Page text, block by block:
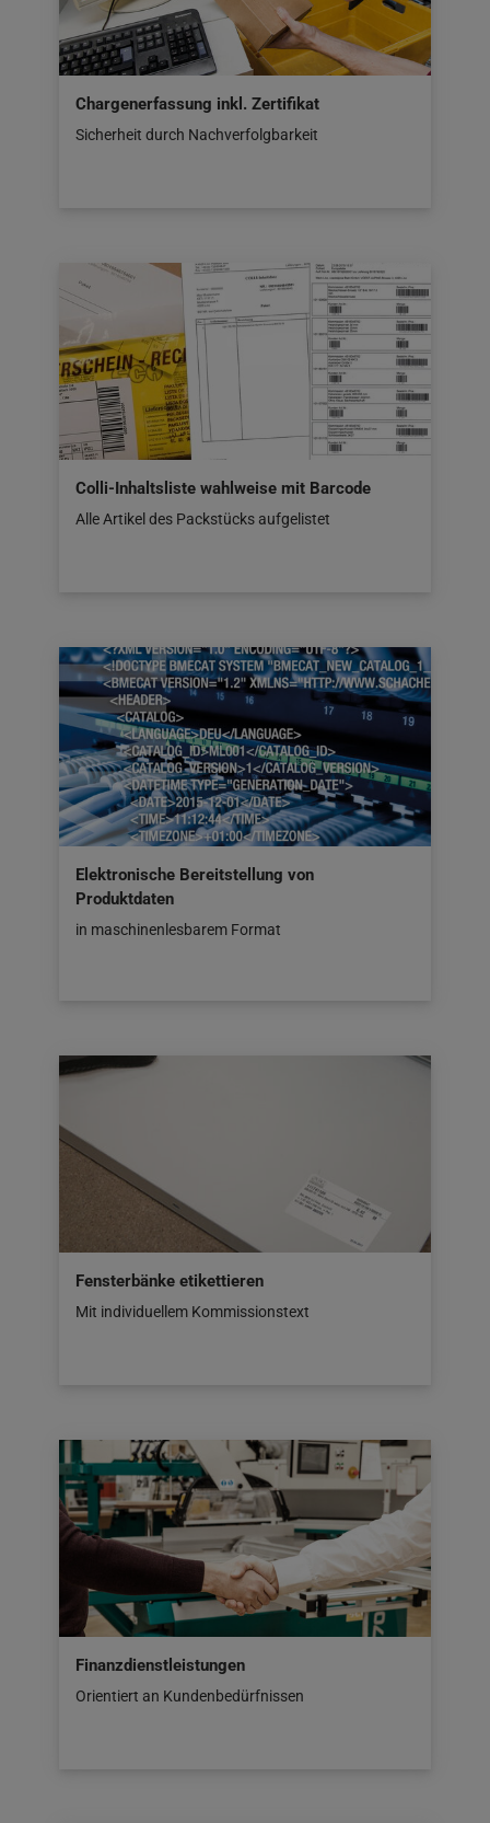
Chargenerfassung inkl. Zertifikat
Sicherheit durch Nachverfolgbarkeit
Colli-Inhaltsliste wahlweise mit Barcode
Alle Artikel des Packstücks aufgelistet
Elektronische Bereitstellung von
Produktdaten
in maschinenlesbarem Format
Fensterbänke etikettieren
Mit individuellem Kommissionstext
Finanzdienstleistungen
Orientiert an Kundenbedürfnissen